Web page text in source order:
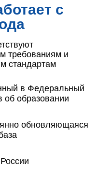
с
требованиям и
стандартам
в Федеральный
об образовании
обновляющаяся